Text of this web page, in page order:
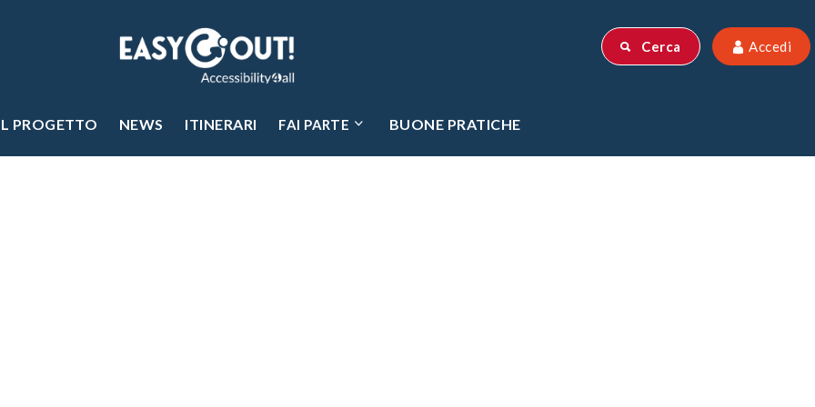
Cerca Accedi
PROGETTO NEWS ITINERARI FAI PARTE BUONE PRATICHE